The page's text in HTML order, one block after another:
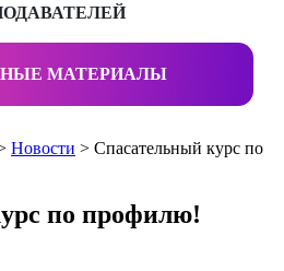
МАТЕРИАЛЫ
Новости > Спасательный курс по
по профилю!